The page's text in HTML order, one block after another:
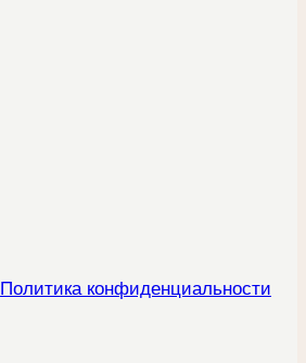
Политика конфиденциальности